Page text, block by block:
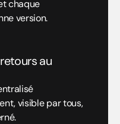
chaque
version.
au
visible par tous,